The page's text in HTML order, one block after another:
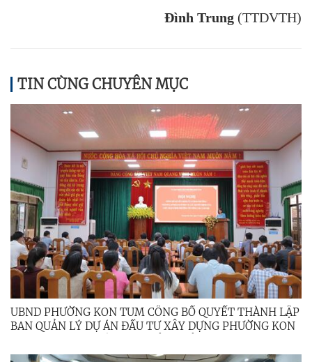
Đình Trung (TTDVTH)
TIN CÙNG CHUYÊN MỤC
UBND PHƯỜNG KON TUM CÔNG BỐ QUYẾT THÀNH LẬP
BAN QUẢN LÝ DỰ ÁN ĐẦU TƯ XÂY DỰNG PHƯỜNG KON
PHƯỜNG VỀ CÔNG TÁC CÁN BỘ